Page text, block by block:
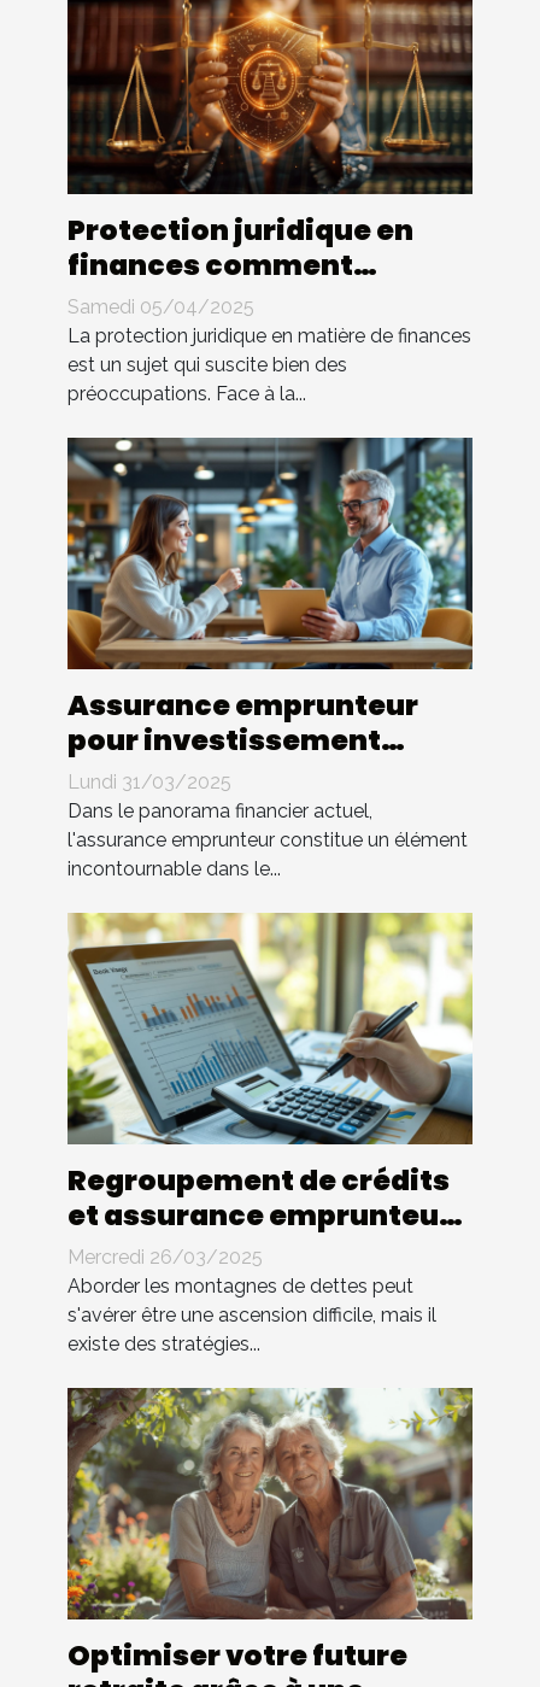
Protection juridique en
finances comment
défendre vos droits sans
dépenser une fortune
Samedi 05/04/2025
La protection juridique en matière de finances
est un sujet qui suscite bien des
préoccupations. Face à la...
Assurance emprunteur
pour investissement
locatif stratégies pour
réduire les coûts
Lundi 31/03/2025
Dans le panorama financier actuel,
l'assurance emprunteur constitue un élément
incontournable dans le...
Regroupement de crédits
et assurance emprunteur
stratégies pour réduire
vos mensualités
Mercredi 26/03/2025
Aborder les montagnes de dettes peut
s'avérer être une ascension difficile, mais il
existe des stratégies...
Optimiser votre future